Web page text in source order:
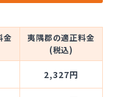
金
夷隅郡の適正料金
(税込)
2,327円